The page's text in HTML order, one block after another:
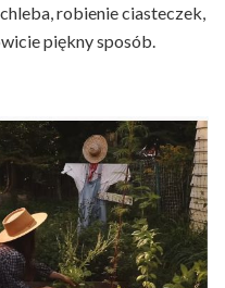
robienie ciasteczek,
piękny sposób.